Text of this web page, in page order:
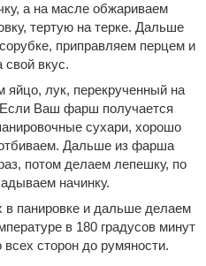
а на масле обжариваем
тертую на терке. Дальше
приправляем перцем и
свой вкус.
лук, перекрученный на
Ваш фарш получается
сухари, хорошо
Дальше из фарша
потом делаем лепешку, по
начинку.
панировке и дальше делаем
в 180 градусов минут
сторон до румяности.